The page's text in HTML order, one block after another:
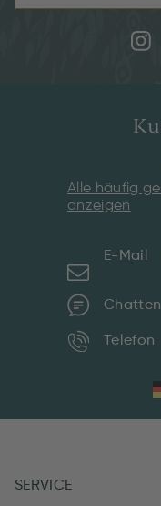
Alle häufig
anzeigen
E-Mail
Chatten
Telefon
SERVICE